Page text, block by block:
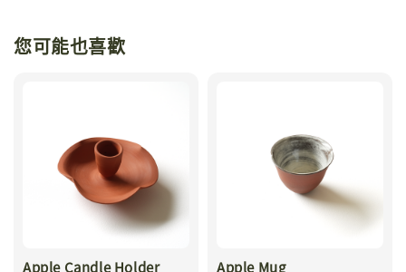
您可能也喜歡
Apple Candle Holder Apple Mug